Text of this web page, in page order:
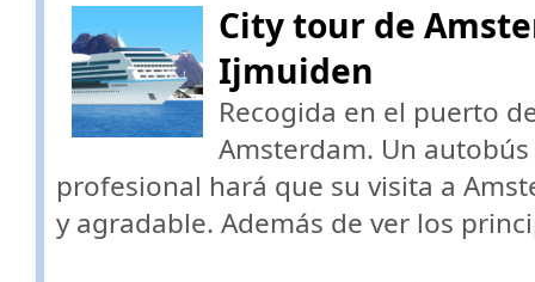
City tour de
Ijmuiden
Recogida en el puerto
Amsterdam. Un
profesional hará que su visita a
y agradable. Además de ver los